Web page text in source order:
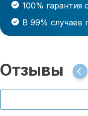
100%
В 99% случаев
Отзывы